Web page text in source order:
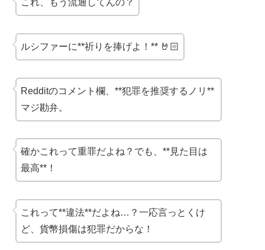
これ、もう流通してんの？
ルシファーに**祈りを捧げよ！** 🤘🏻
Redditのコメント欄、**犯罪を推奨するノリ**
マジ勘弁。
確かこれって重罪だよね？でも、**見た目は
最高**！
これって**違法**だよね…？一応言っとくけ
ど、貨幣損傷は犯罪だからな！